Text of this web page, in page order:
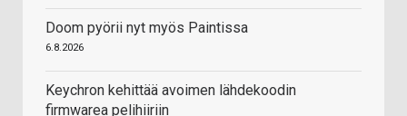
Doom pyörii nyt myös Paintissa
6.8.2026
Keychron kehittää avoimen lähdekoodin
firmwarea pelihiiriin